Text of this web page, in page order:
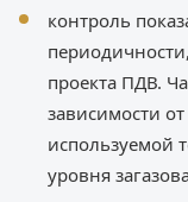
контроль
проекта ПДВ.
зависимости
используемой
уровня